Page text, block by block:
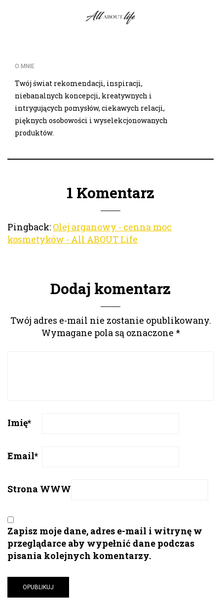
O MNIE
Twój świat rekomendacji, inspiracji,
niebanalnych koncepcji, kreatywnych i
intrygujących pomysłów, ciekawych relacji,
pięknych osobowości i wyselekcjonowanych
produktów.
1 Komentarz
Pingback: Olej arganowy - cenna moc
kosmetyków - All ABOUT Life
Dodaj komentarz
Twój adres e-mail nie zostanie opublikowany.
Wymagane pola są oznaczone *
Imię*
Email*
Strona WWW
Zapisz moje dane, adres e-mail i witrynę w
przeglądarce aby wypełnić dane podczas
pisania kolejnych komentarzy.